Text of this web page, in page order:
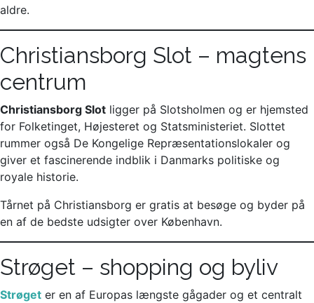
aldre.
Christiansborg Slot – magtens
centrum
Christiansborg Slot ligger på Slotsholmen og er hjemsted
for Folketinget, Højesteret og Statsministeriet. Slottet
rummer også De Kongelige Repræsentationslokaler og
giver et fascinerende indblik i Danmarks politiske og
royale historie.
Tårnet på Christiansborg er gratis at besøge og byder på
en af de bedste udsigter over København.
Strøget – shopping og byliv
Strøget er en af Europas længste gågader og et centralt